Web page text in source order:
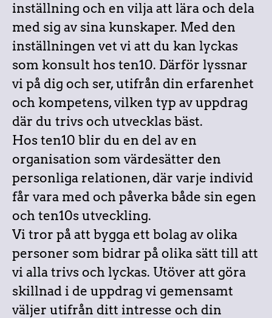
inställning och en vilja att lära och dela
med sig av sina kunskaper. Med den
inställningen vet vi att du kan lyckas
som konsult hos ten10. Därför lyssnar
vi på dig och ser, utifrån din erfarenhet
och kompetens, vilken typ av uppdrag
där du trivs och utvecklas bäst.
Hos ten10 blir du en del av en
organisation som värdesätter den
personliga relationen, där varje individ
får vara med och påverka både sin egen
och ten10s utveckling.
Vi tror på att bygga ett bolag av olika
personer som bidrar på olika sätt till att
vi alla trivs och lyckas. Utöver att göra
skillnad i de uppdrag vi gemensamt
väljer utifrån ditt intresse och din